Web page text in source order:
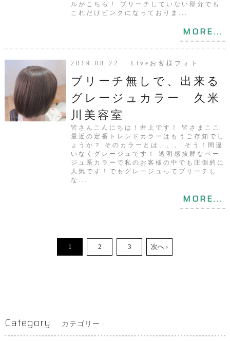
ルがこちら！ ブリーチしていない部分でも
これだけピンクになっておりま...
MORE...
2019.08.22 Liveお客様フォト
ブリーチ無しで、出来る
グレージュカラー 久米
川美容室
皆さんこんにちは！井上です！ 皆さまここ
最近の定番トレンドカラーはもうご存知でし
ょうか？ そのカラーとは、、、 そう！間違
いなくグレージュです！ 透明感抜群なベー
ジュ系カラーで私のお客様の中でも圧倒的に
人気です！でもグレージュってブリーチし
な...
MORE...
1 2 3 次へ ›
Category カテゴリー